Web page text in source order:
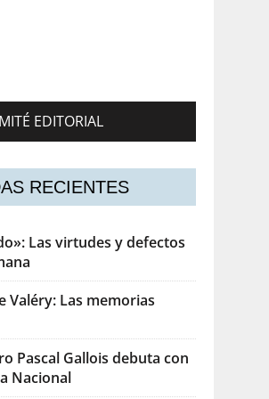
EDITORIAL
RECIENTES
Las virtudes y defectos
Valéry: Las memorias
Pascal Gallois debuta con
Nacional